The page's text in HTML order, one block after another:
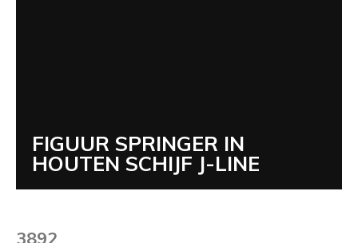
FIGUUR SPRINGER IN
HOUTEN SCHIJF J-LINE
3892